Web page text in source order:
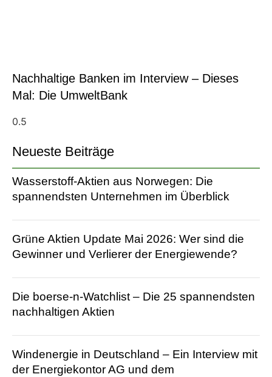
Nachhaltige Banken im Interview – Dieses
Mal: Die UmweltBank
Neueste Beiträge
Wasserstoff-Aktien aus Norwegen: Die
spannendsten Unternehmen im Überblick
Grüne Aktien Update Mai 2026: Wer sind die
Gewinner und Verlierer der Energiewende?
Die boerse-n-Watchlist – Die 25 spannendsten
nachhaltigen Aktien
Windenergie in Deutschland – Ein Interview mit
der Energiekontor AG und dem